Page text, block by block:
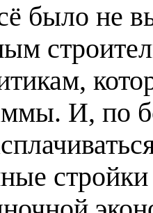
было не
И, по